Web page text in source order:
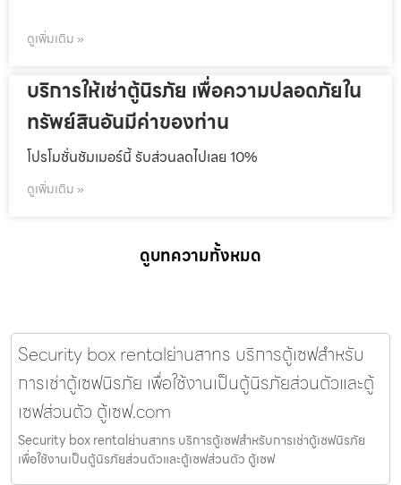
ดูเพิ่มเติม »
บริการให้เช่าตู้นิรภัย เพื่อความปลอดภัยใน
ทรัพย์สินอันมีค่าของท่าน
โปรโมชั่นชัมเมอร์นี้ รับส่วนลดไปเลย 10%
ดูเพิ่มเติม »
ดูบทความทั้งหมด
Security box rentalย่านสาทร บริการตู้เซฟสำหรับ
การเช่าตู้เซฟนิรภัย เพื่อใช้งานเป็นตู้นิรภัยส่วนตัวและตู้
เซฟส่วนตัว ตู้เซฟ.com
Security box rentalย่านสาทร บริการตู้เซฟสำหรับการเช่าตู้เซฟนิรภัย
เพื่อใช้งานเป็นตู้นิรภัยส่วนตัวและตู้เซฟส่วนตัว ตู้เซฟ